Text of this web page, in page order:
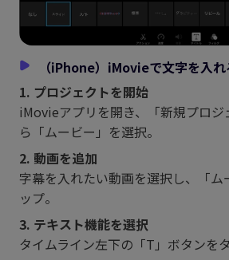
（iPhone）iMovieで文字を入
1. プロジェクトを開始
iMovieアプリを開き、「新規プロ
ら「ムービー」を選択。
2. 動画を追加
字幕を入れたい動画を選択し、「ム
ップ。
3. テキスト機能を選択
タイムライン左下の「T」ボタンをタ